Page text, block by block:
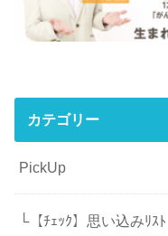
カテゴリー
PickUp
└【ﾁｪｯｸ】思い込みﾘｽﾄ